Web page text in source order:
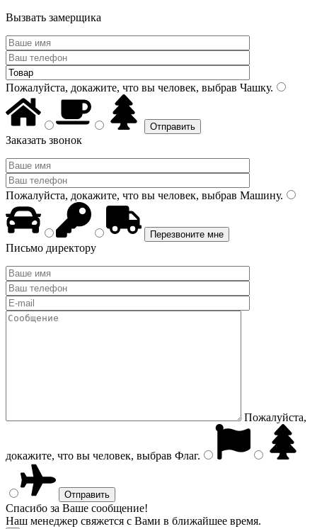
Вызвать замерщика
Пожалуйста, докажите, что вы человек, выбрав Чашку.
Заказать звонок
Пожалуйста, докажите, что вы человек, выбрав Машину.
Письмо директору
Пожалуйста,
докажите, что вы человек, выбрав Флаг.
Спасибо за Ваше сообщение!
Наш менеджер свяжется с Вами в ближайшее время.